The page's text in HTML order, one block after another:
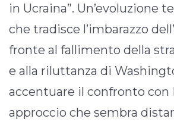
in Ucraina”. Un’evoluzione
che tradisce l’imbarazzo
fronte al fallimento della
e alla riluttanza di
accentuare il confronto con
approccio che sembra